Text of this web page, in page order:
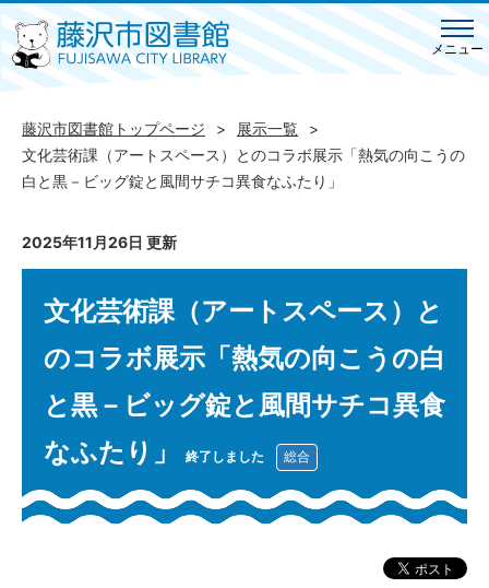
メニュー
藤沢市図書館トップページ
展示一覧
文化芸術課（アートスペース）とのコラボ展示「熱気の向こうの
白と黒－ビッグ錠と風間サチコ異食なふたり」
2025年11月26日 更新
文化芸術課（アートスペース）と
のコラボ展示「熱気の向こうの白
と黒－ビッグ錠と風間サチコ異食
なふたり」
終了しました 総合